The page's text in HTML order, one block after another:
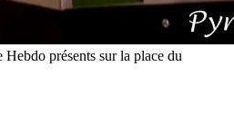
Hebdo présents sur la place du